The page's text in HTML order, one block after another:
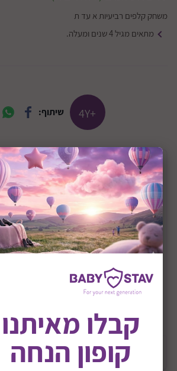
משחק קלפים רביעיות א עד ת
מתאים מגיל 4 שנים ומעלה.
+4Y שיתוף:
תיאור המוצר
משחק קלפים מהנה דגם רביעיות
משחק קלפים רביעיות א עד ת.
משחק רביעיות לימודי ומהנה.
המשחק מכיל 88 קלפים צבעוניים ואיכותיים.
לכל אות 4 מילים שונות מנוקדות עם איור תואם .
ניתן לשחק ברמות שונות לפי קצב
המשחק מיועד לגיל 4 שנים ומעלה.
קרא עוד
מידע כללי
קבלו מאיתנו
קופון הנחה